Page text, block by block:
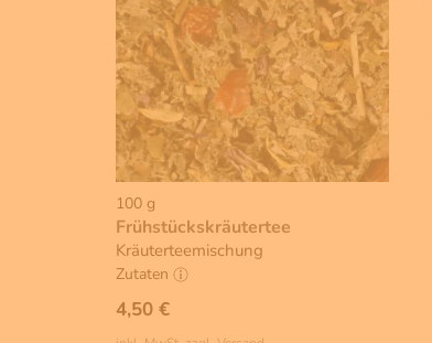
100 g
Frühstückskräutertee
Kräuterteemischung
Zutaten
4,50 €